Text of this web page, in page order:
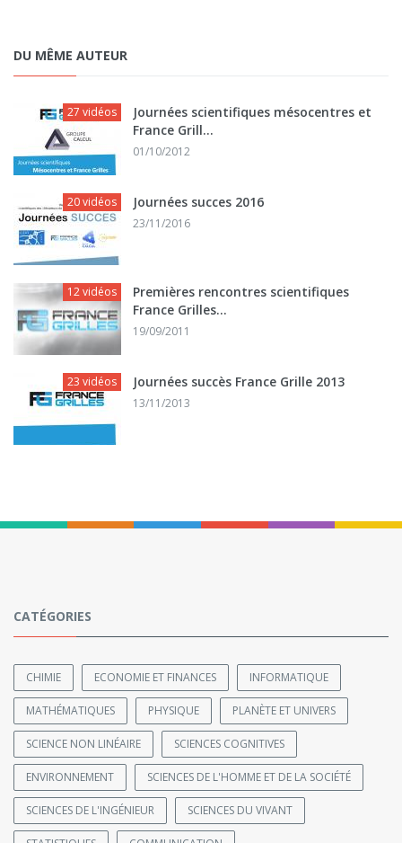
DU MÊME AUTEUR
27 vidéos
Journées scientifiques mésocentres et
France Grill...
01/10/2012
20 vidéos Journées succes 2016
23/11/2016
12 vidéos
Premières rencontres scientifiques
France Grilles...
19/09/2011
23 vidéos Journées succès France Grille 2013
13/11/2013
CATÉGORIES
CHIMIE ECONOMIE ET FINANCES INFORMATIQUE
MATHÉMATIQUES PHYSIQUE PLANÈTE ET UNIVERS
SCIENCE NON LINÉAIRE SCIENCES COGNITIVES
ENVIRONNEMENT SCIENCES DE L'HOMME ET DE LA SOCIÉTÉ
SCIENCES DE L'INGÉNIEUR SCIENCES DU VIVANT